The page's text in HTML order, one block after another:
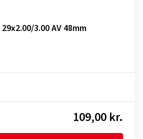
29x2.00/3.00 AV 48mm
109,00 kr.